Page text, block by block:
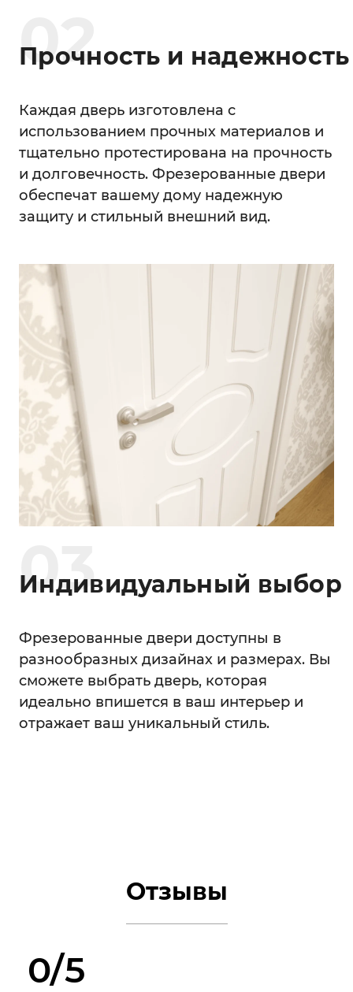
Прочность и надежность
02
Каждая дверь изготовлена с
использованием прочных материалов и
тщательно протестирована на прочность
и долговечность. Фрезерованные двери
обеспечат вашему дому надежную
защиту и стильный внешний вид.
Индивидуальный выбор
03
Фрезерованные двери доступны в
разнообразных дизайнах и размерах. Вы
сможете выбрать дверь, которая
идеально впишется в ваш интерьер и
отражает ваш уникальный стиль.
Отзывы
0/5